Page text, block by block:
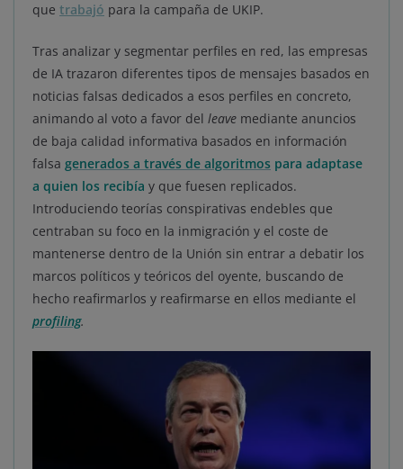
que trabajó para la campaña de UKIP.
Tras analizar y segmentar perfiles en red, las empresas
de IA trazaron diferentes tipos de mensajes basados en
noticias falsas dedicados a esos perfiles en concreto,
animando al voto a favor del leave mediante anuncios
de baja calidad informativa basados en información
falsa generados a través de algoritmos para adaptase
a quien los recibía y que fuesen replicados.
Introduciendo teorías conspirativas endebles que
centraban su foco en la inmigración y el coste de
mantenerse dentro de la Unión sin entrar a debatir los
marcos políticos y teóricos del oyente, buscando de
hecho reafirmarlos y reafirmarse en ellos mediante el
profiling.